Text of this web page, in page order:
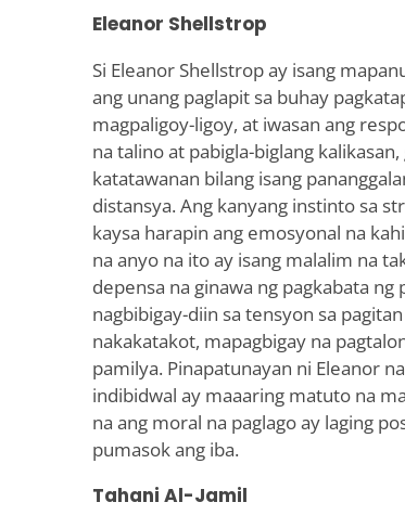
Eleanor Shellstrop
Si Eleanor Shellstrop ay isang
ang unang paglapit sa buhay
magpaligoy-ligoy, at iwasan ang
na talino at pabigla-biglang
katatawanan bilang isang
distansya. Ang kanyang instinto sa
kaysa harapin ang emosyonal na
na anyo na ito ay isang malalim na
depensa na ginawa ng pagkabata
nagbibigay-diin sa tensyon sa
nakakatakot, mapagbigay na
pamilya. Pinapatunayan ni Eleanor
indibidwal ay maaaring matuto na
na ang moral na paglago ay laging
pumasok ang iba.
Tahani Al-Jamil